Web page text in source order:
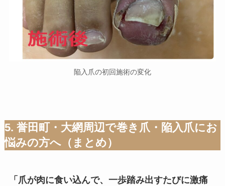
陥入爪の初回施術の変化
5. 誉田町・大網周辺で巻き爪・陥入爪にお
悩みの方へ（まとめ）
「爪が肉に食い込んで、一歩踏み出すたびに激痛